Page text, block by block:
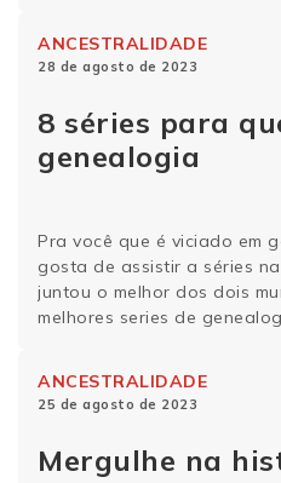
Continue lendo
ANCESTRALIDADE
28 de agosto de 2023
8 séries para
genealogia
Pra você que é viciado em
gosta de assistir a séries
juntou o melhor dos dois
melhores series de
mão …Continue lendo
ANCESTRALIDADE
25 de agosto de 2023
Mergulhe na